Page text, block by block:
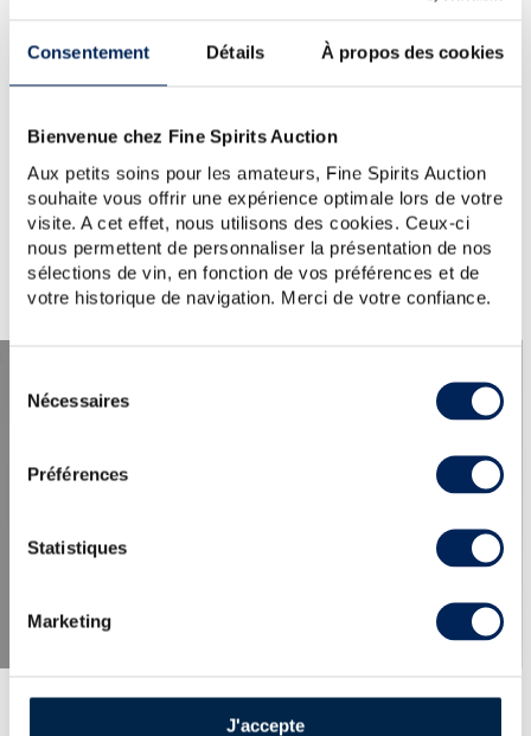
Consentement Détails À propos des cookies
Bienvenue chez Fine Spirits Auction
Aux petits soins pour les amateurs, Fine Spirits Auction
souhaite vous offrir une expérience optimale lors de votre
visite. A cet effet, nous utilisons des cookies. Ceux-ci
nous permettent de personnaliser la présentation de nos
sélections de vin, en fonction de vos préférences et de
votre historique de navigation. Merci de votre confiance.
Nécessaires
Préférences
Statistiques
Marketing
J'accepte
simplifiez votre demande (un seul mot clé)...
Si vous avez besoin d'aide ou si vous souhaitez poser une
question au service clientèle, veuillez visiter la section
Vous pouvez également créer une alerte en cliquant sur le
bouton ci-dessous.
Créer une alerte